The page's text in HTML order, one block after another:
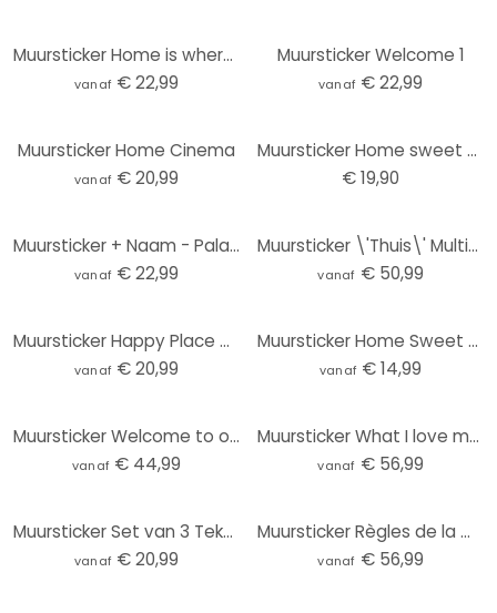
Muursticker Home is where your heart is.
vanaf € 22,99
Muursticker Welcome 1
vanaf € 22,99
Muursticker Home Cinema
vanaf € 20,99
Muursticker Home sweet Home (2-kleurig) incl. 5 haken
€ 19,90
Muursticker + Naam - Palace Private Resort
vanaf € 22,99
Muursticker \'Thuis\' Multicultureel
vanaf € 50,99
Muursticker Happy Place met harten
vanaf € 20,99
Muursticker Home Sweet Home 2
vanaf € 14,99
Muursticker Welcome to our Nest
vanaf € 44,99
Muursticker What I love most... 1
vanaf € 56,99
Muursticker Set van 3 Teksten Home & Love
vanaf € 20,99
Muursticker Règles de la maison
vanaf € 56,99